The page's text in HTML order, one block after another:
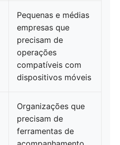
Pequenas e médias
empresas que
precisam de
operações
compatíveis com
dispositivos móveis
Organizações que
precisam de
ferramentas de